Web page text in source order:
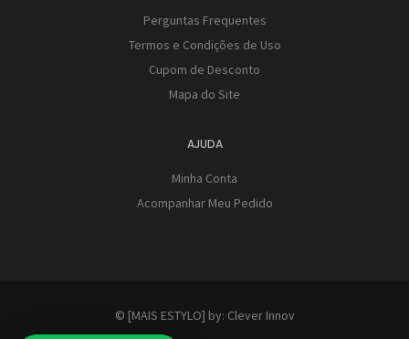
Perguntas Frequentes
Termos e Condições de Uso
Cupom de Desconto
Mapa do Site
AJUDA
Minha Conta
Acompanhar Meu Pedido
© [MAIS ESTYLO] by: Clever Innov